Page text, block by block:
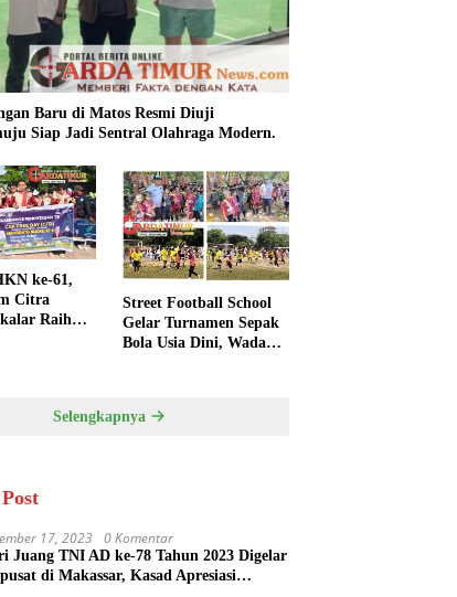
Baru di Matos Resmi Diuji
Siap Jadi Sentral Olahraga Modern.
ke-61,
Citra
Raih
Street Football School
Gelar Turnamen Sepak
Bola Usia Dini, Wadah
Selengkapnya
17, 2023 0 Komentar
Juang TNI AD ke-78 Tahun 2023 Digelar
di Makassar, Kasad Apresiasi